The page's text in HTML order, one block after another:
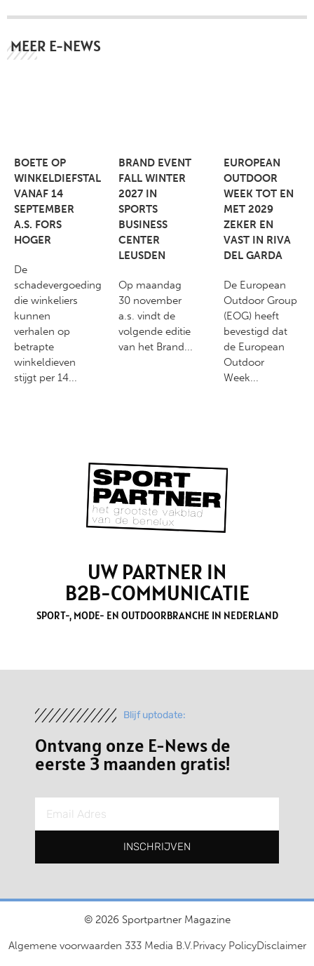
MEER E-NEWS
BOETE OP
WINKELDIEFSTAL
VANAF 14
SEPTEMBER
A.S. FORS
HOGER
De
schadevergoeding
die winkeliers
kunnen
verhalen op
betrapte
winkeldieven
stijgt per 14...
BRAND EVENT
FALL WINTER
2027 IN
SPORTS
BUSINESS
CENTER
LEUSDEN
Op maandag
30 november
a.s. vindt de
volgende editie
van het Brand...
EUROPEAN
OUTDOOR
WEEK TOT EN
MET 2029
ZEKER EN
VAST IN RIVA
DEL GARDA
De European
Outdoor Group
(EOG) heeft
bevestigd dat
de European
Outdoor
Week...
UW PARTNER IN
B2B-COMMUNICATIE
SPORT-, MODE- EN OUTDOORBRANCHE IN NEDERLAND
Blijf uptodate:
Ontvang onze E-News de
eerste 3 maanden gratis!
INSCHRIJVEN
© 2026 Sportpartner Magazine
Algemene voorwaarden 333 Media B.V.Privacy PolicyDisclaimer